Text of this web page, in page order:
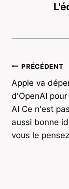
de
l’article
PRÉCÉDENT
Apple va
d'OpenAI pour
AI Ce n'est
aussi bonne
vous le